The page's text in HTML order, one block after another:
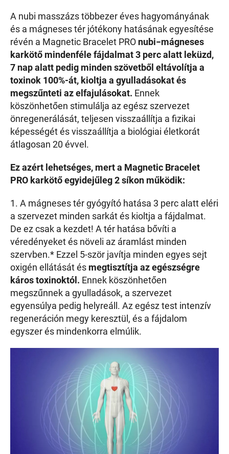
A nubi masszázs többezer éves hagyományának
és a mágneses tér jótékony hatásának egyesítése
révén a Magnetic Bracelet PRO nubi−mágneses
karkötő mindenféle fájdalmat 3 perc alatt leküzd,
7 nap alatt pedig minden szövetből eltávolítja a
toxinok 100%-át, kioltja a gyulladásokat és
megszűnteti az elfajulásokat. Ennek
köszönhetően stimulálja az egész szervezet
önregenerálását, teljesen visszaállítja a fizikai
képességét és visszaállítja a biológiai életkorát
átlagosan 20 évvel.
Ez azért lehetséges, mert a Magnetic Bracelet
PRO karkötő egyidejűleg 2 síkon működik:
1. A mágneses tér gyógyító hatása 3 perc alatt eléri
a szervezet minden sarkát és kioltja a fájdalmat.
De ez csak a kezdet! A tér hatása bővíti a
véredényeket és növeli az áramlást minden
szervben.* Ezzel 5-ször javítja minden egyes sejt
oxigén ellátását és megtisztítja az egészségre
káros toxinoktól. Ennek köszönhetően
megszűnnek a gyulladások, a szervezet
egyensúlya pedig helyreáll. Az egész test intenzív
regeneráción megy keresztül, és a fájdalom
egyszer és mindenkorra elmúlik.